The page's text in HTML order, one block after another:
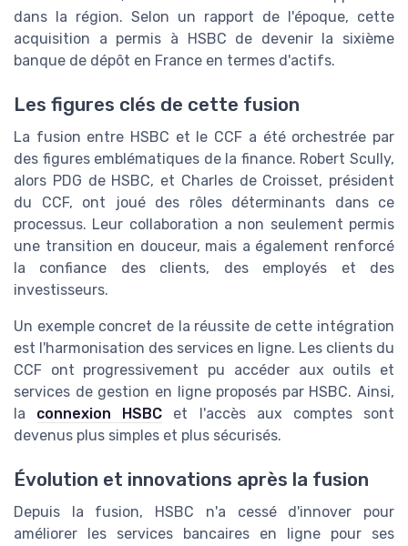
dans la région. Selon un rapport de l'époque, cette
acquisition a permis à HSBC de devenir la sixième
banque de dépôt en France en termes d'actifs.
Les figures clés de cette fusion
La fusion entre HSBC et le CCF a été orchestrée par
des figures emblématiques de la finance. Robert Scully,
alors PDG de HSBC, et Charles de Croisset, président
du CCF, ont joué des rôles déterminants dans ce
processus. Leur collaboration a non seulement permis
une transition en douceur, mais a également renforcé
la confiance des clients, des employés et des
investisseurs.
Un exemple concret de la réussite de cette intégration
est l'harmonisation des services en ligne. Les clients du
CCF ont progressivement pu accéder aux outils et
services de gestion en ligne proposés par HSBC. Ainsi,
la connexion HSBC et l'accès aux comptes sont
devenus plus simples et plus sécurisés.
Évolution et innovations après la fusion
Depuis la fusion, HSBC n'a cessé d'innover pour
améliorer les services bancaires en ligne pour ses